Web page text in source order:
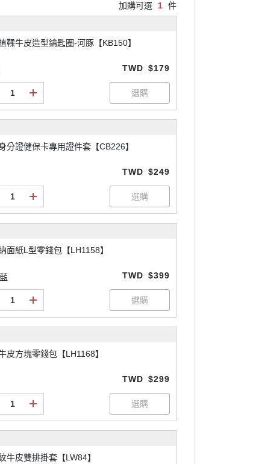
加購可選 1 件
鞣牛皮造型鑰匙圈-河豚【KB150】
TWD $179
分證健保卡專用證件套【CB226】
TWD $249
面紙L型零錢包【LH1158】
TWD $399
皮方塊零錢包【LH1168】
TWD $299
牛皮雙排掛套【LW84】